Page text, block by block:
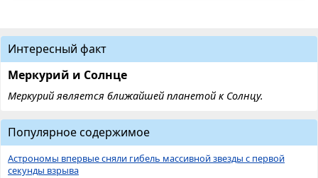
Интересный факт
Меркурий и Солнце
Меркурий является ближайшей планетой к Солнцу.
Популярное содержимое
Астрономы впервые сняли гибель массивной звезды с первой
секунды взрыва